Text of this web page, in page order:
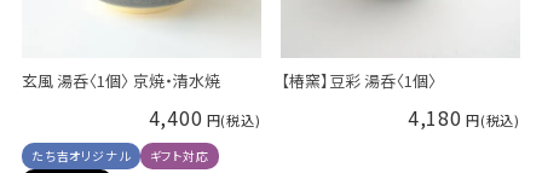
玄風 湯呑〈1個〉 京焼・清水焼
4,400
たち吉オリジナル
ギフト対応
【椿窯】豆彩 湯呑〈1個〉
4,180